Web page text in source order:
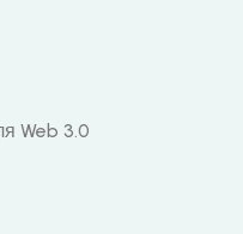
Web 3.0